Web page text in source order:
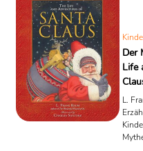
Der
Life
L.